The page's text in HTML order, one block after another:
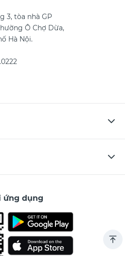
3, tòa nhà GP
Ô Chợ Dừa,
Hà Nội.
ứng dụng